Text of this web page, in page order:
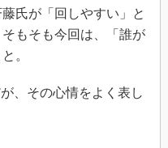
氏が「回しやすい」と
もそも今回は、「誰が
。
、その心情をよく表し